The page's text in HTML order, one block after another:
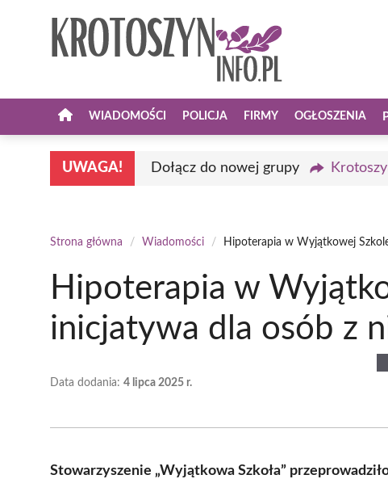
WIADOMOŚCI POLICJA FIRMY OGŁOSZENIA
UWAGA! Dołącz do nowej grupy
Strona główna / Wiadomości / Hipoterapia w Wyjątkowej
Hipoterapia w
inicjatywa dla osób z
Data dodania: 4 lipca 2025 r.
Stowarzyszenie „Wyjątkowa Szkoła”